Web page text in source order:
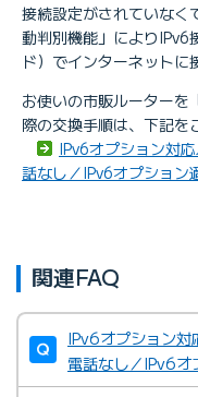
接続設定がされていなく
動判別機能」によりIPv6
ド）でインターネットに
お使いの市販ルーターを
際の交換手順は、下記を
IPv6オプション対
話なし／IPv6オプション
関連FAQ
IPv6オプション対
電話なし／IPv6オ